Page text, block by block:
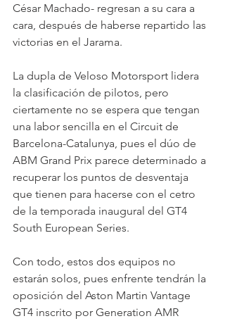
César Machado- regresan a su cara a
cara, después de haberse repartido las
victorias en el Jarama.
La dupla de Veloso Motorsport lidera
la clasificación de pilotos, pero
ciertamente no se espera que tengan
una labor sencilla en el Circuit de
Barcelona-Catalunya, pues el dúo de
ABM Grand Prix parece determinado a
recuperar los puntos de desventaja
que tienen para hacerse con el cetro
de la temporada inaugural del GT4
South European Series.
Con todo, estos dos equipos no
estarán solos, pues enfrente tendrán la
oposición del Aston Martin Vantage
GT4 inscrito por Generation AMR